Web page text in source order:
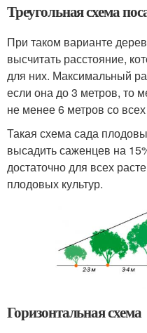
Треугольная схема
При таком варианте
высчитать расстояние,
для них. Максимальный
если она до 3 метров, то
не менее 6 метров со
Такая схема сада
высадить саженцев на
достаточно для всех
плодовых культур.
Горизонтальная схема